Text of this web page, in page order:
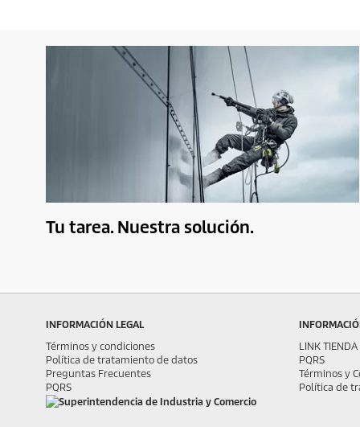
Tu tarea. Nuestra solución.
INFORMACIÓN LEGAL
Términos y condiciones
Política de tratamiento de datos
Preguntas Frecuentes
PQRS
LINK
PQRS
Términos y
Política de